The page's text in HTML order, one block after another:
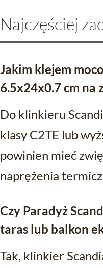
Najczęściej
Jakim klejem
6.5x24x0.7 cm na
Do klinkieru
klasy C2TE lub
powinien mieć
naprężenia
Czy Paradyż
taras lub balkon
Tak, klinkier